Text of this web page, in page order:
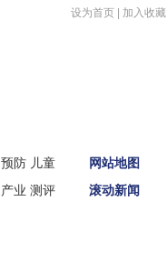
设为首页 加入收藏
预防 儿童
产业 测评
网站地图
滚动新闻